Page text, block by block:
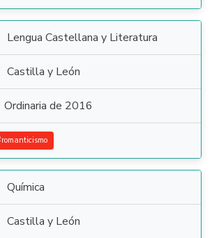
Lengua Castellana y Literatura
Castilla y León
Ordinaria de 2016
romanticismo
Química
Castilla y León